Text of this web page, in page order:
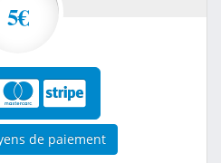
5€
de paiement